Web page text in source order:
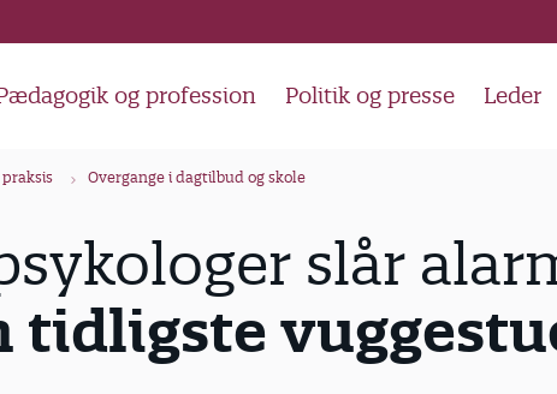
og profession Politik og presse Leder
Overgange i dagtilbud og skole
slår
tidligste